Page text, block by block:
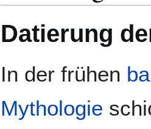
Datierung
In der frühen
Mythologie